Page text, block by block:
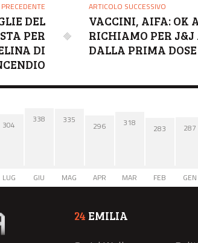
DEL
PER
DI
ARTICOLO SUCCESSIVO
VACCINI, AIFA: OK
RICHIAMO PER J&J
DALLA PRIMA DOSE
304
LUG
338
GIU
335
MAG
296
APR
318
MAR
283
FEB
287
GEN
24 EMILIA